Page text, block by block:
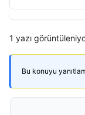
1 yazı
Bu konuyu